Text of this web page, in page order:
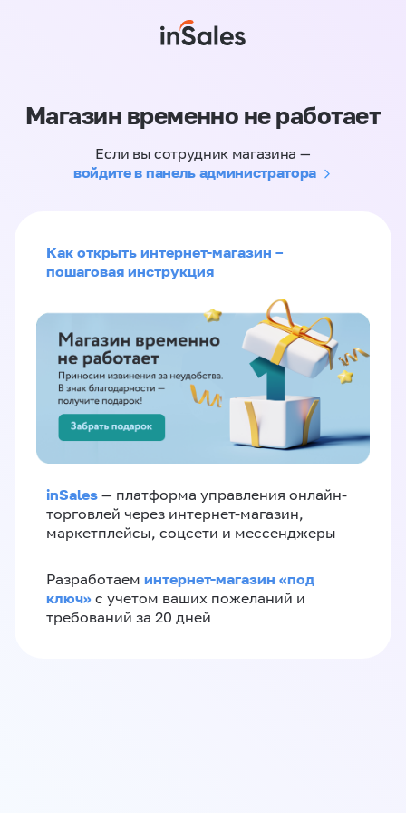
Магазин временно не работает
Если вы сотрудник магазина —
войдите в панель администратора
Как открыть интернет-магазин –
пошаговая инструкция
inSales — платформа управления онлайн-
торговлей через интернет-магазин,
маркетплейсы, соцсети и мессенджеры
Разработаем интернет-магазин «‎под
ключ»‎ с учетом ваших пожеланий и
требований за 20 дней